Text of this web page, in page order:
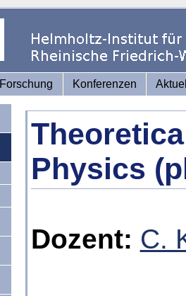
Forschung Konferenzen
Physics
Dozent: C.